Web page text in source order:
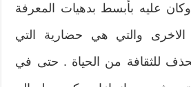
وكان عليه بأبسط بدهيات المعرفة
الاخرى والتي هي حضارية التي
للثقافة من الحياة . حتى في